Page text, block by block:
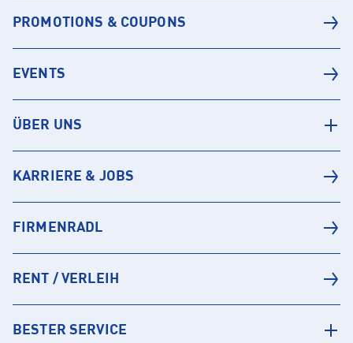
PROMOTIONS & COUPONS
EVENTS
ÜBER UNS
KARRIERE & JOBS
FIRMENRADL
RENT / VERLEIH
BESTER SERVICE